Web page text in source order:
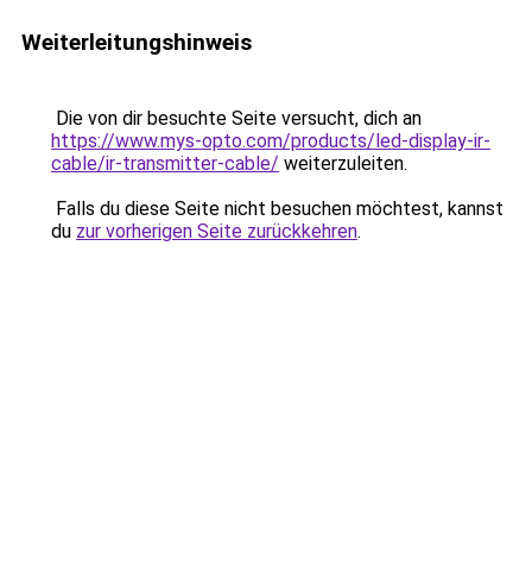
Weiterleitungshinweis
Die von dir besuchte Seite versucht, dich an
https://www.mys-opto.com/products/led-display-ir-
cable/ir-transmitter-cable/ weiterzuleiten.
Falls du diese Seite nicht besuchen möchtest, kannst
du zur vorherigen Seite zurückkehren.